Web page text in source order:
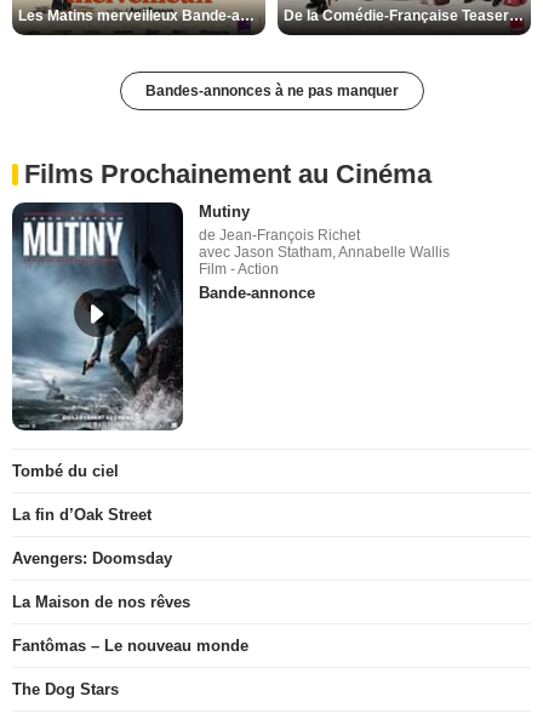
Les Matins merveilleux Bande-annonce VF De la Comédie-Française Teaser VF
Bandes-annonces à ne pas manquer
Films Prochainement au Cinéma
Mutiny
de Jean-François Richet
avec Jason Statham, Annabelle Wallis
Film - Action
Bande-annonce
Tombé du ciel
La fin d’Oak Street
Avengers: Doomsday
La Maison de nos rêves
Fantômas – Le nouveau monde
The Dog Stars